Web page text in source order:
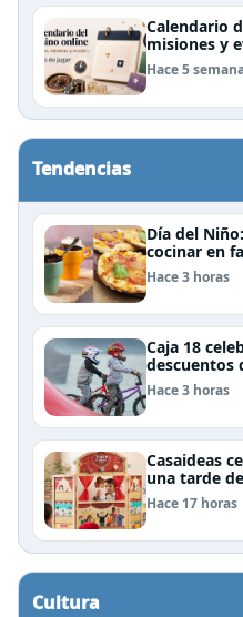
Calendario
misiones y
Hace 5
Tendencias
Día del
cocinar en
Hace 3 horas
Caja 18
descuentos
panoramas,
Hace 3 horas
Casaideas
una tarde
en el Mall
Hace 17 horas
Cultura